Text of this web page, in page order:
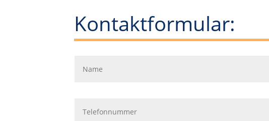
Kontaktformular: